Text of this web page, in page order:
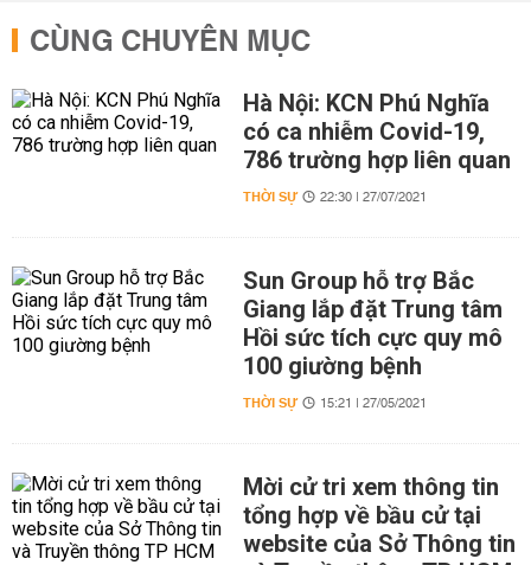
CÙNG CHUYÊN MỤC
Hà Nội: KCN Phú Nghĩa
có ca nhiễm Covid-19,
786 trường hợp liên quan
THỜI SỰ 22:30 | 27/07/2021
Sun Group hỗ trợ Bắc
Giang lắp đặt Trung tâm
Hồi sức tích cực quy mô
100 giường bệnh
THỜI SỰ 15:21 | 27/05/2021
Mời cử tri xem thông tin
tổng hợp về bầu cử tại
website của Sở Thông tin